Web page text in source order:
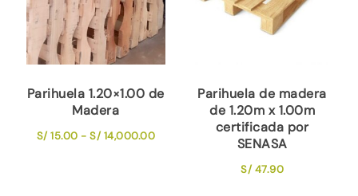
Parihuela 1.20×1.00 de
Madera
S/15.00 - S/14,000.00Rango
Parihuela de madera
de 1.20m x 1.00m
certificada por
SENASA
S/47.90